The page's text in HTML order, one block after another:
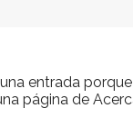
entrada
página de